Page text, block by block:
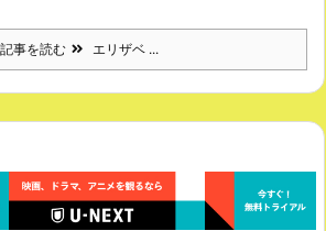
記事を読む エリザベ ...